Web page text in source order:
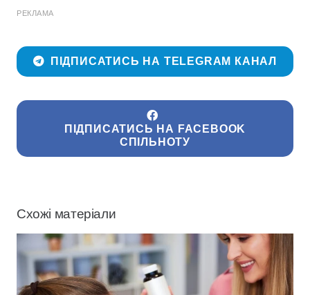
РЕКЛАМА
ПІДПИСАТИСЬ НА TELEGRAM КАНАЛ
ПІДПИСАТИСЬ НА FACEBOOK
СПІЛЬНОТУ
Схожі матеріали